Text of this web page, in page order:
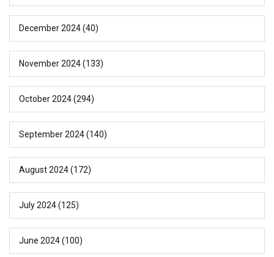
December 2024(40)
November 2024(133)
October 2024(294)
September 2024(140)
August 2024(172)
July 2024(125)
June 2024(100)